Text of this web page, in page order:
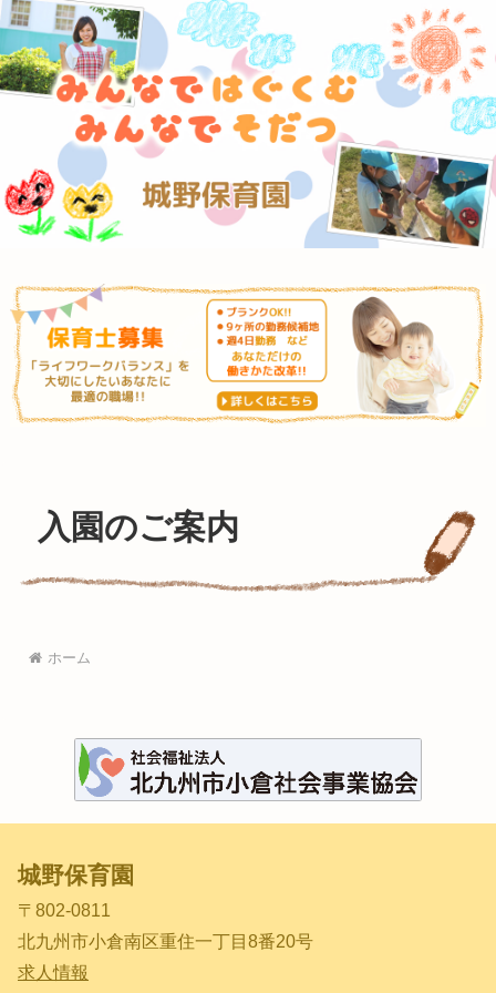
入園のご案内
ホーム
城野保育園
〒802-0811
北九州市小倉南区重住一丁目8番20号
求人情報